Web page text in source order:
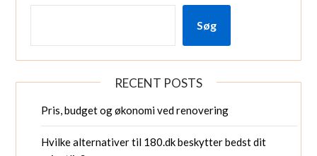
Søg
RECENT POSTS
Pris, budget og økonomi ved renovering
Hvilke alternativer til 180.dk beskytter bedst dit